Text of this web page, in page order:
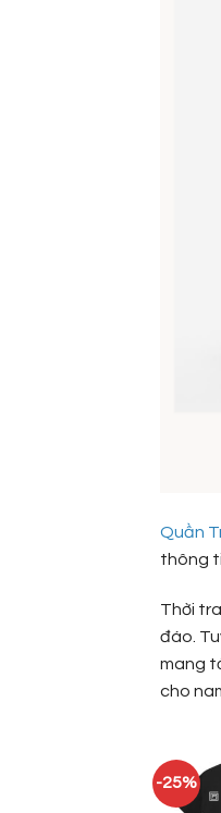
Quần
thông
Thời
đáo.
mang
cho
-25%